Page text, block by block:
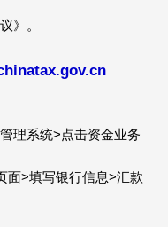
》。
理系统>点击资金业务
面>填写银行信息>汇款